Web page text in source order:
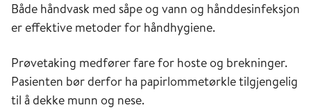
Både håndvask med såpe og vann og hånddesinfeksjon
er effektive metoder for håndhygiene.
Prøvetaking medfører fare for hoste og brekninger.
Pasienten bør derfor ha papirlommetørkle tilgjengelig
til å dekke munn og nese.